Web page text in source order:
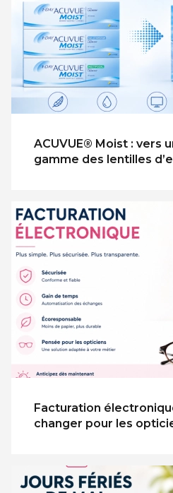
ACUVUE® Moist : vers
gamme des lentilles
Facturation
changer pour les